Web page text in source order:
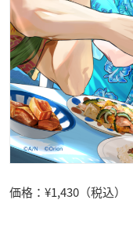
価格：¥1,430（税込）